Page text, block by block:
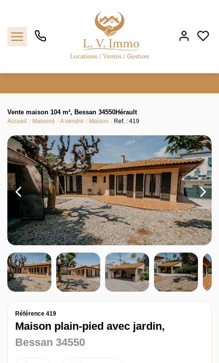
Faire gérer
Louer
L'agence
Vente maison 104 m², Bessan 34550Hérault
Accueil Maisons A vendre Maison Ref. : 419
Référence 419
Maison plain-pied avec jardin,
Bessan 34550